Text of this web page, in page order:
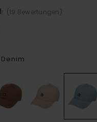
(19 Bewertungen)